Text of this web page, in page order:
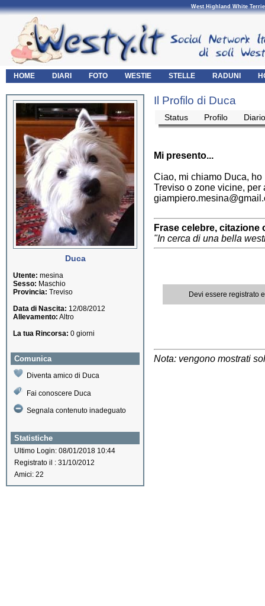
West Highland White
HOME DIARI FOTO WESTIE STELLE RADUNI
Duca
Utente: mesina
Sesso: Maschio
Provincia: Treviso
Data di Nascita: 12/08/2012
Allevamento: Altro
La tua Rincorsa: 0 giorni
Comunica
Diventa amico di Duca
Fai conoscere Duca
Segnala contenuto inadeguato
Statistiche
Ultimo Login: 08/01/2018 10:44
Registrato il : 31/10/2012
Amici: 22
Il Profilo di Duca
Status Profilo Diario
Mi presento...
Ciao, mi chiamo Duca,
Treviso o zone vicine,
Frase celebre,
"In cerca di una bella
Devi essere registrato
Nota: vengono mostrati